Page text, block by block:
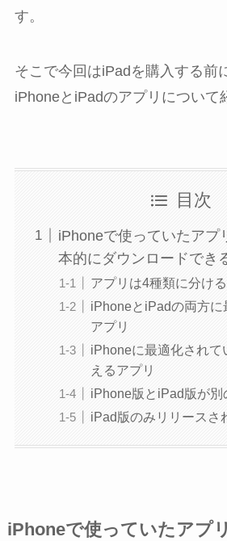
す。
そこで今回はiPadを購入する前
iPhoneとiPadのアプリについて
目次
iPhoneで使っていたアプ
本的にダウンロードでき
アプリは4種類に分け
iPhoneとiPadの両方に
アプリ
iPhoneに最適化されて
えるアプリ
iPhone版とiPad版が別
iPad版のみリリースさ
iPhoneで使っていたアプ